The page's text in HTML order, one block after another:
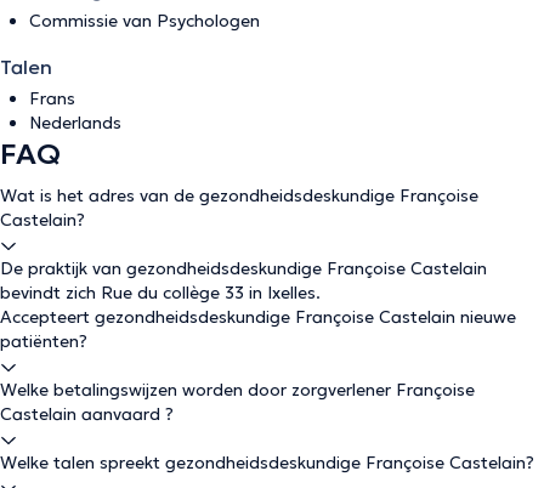
Commissie van Psychologen
Talen
Frans
Nederlands
FAQ
Wat is het adres van de gezondheidsdeskundige Françoise
Castelain?
De praktijk van gezondheidsdeskundige Françoise Castelain
bevindt zich Rue du collège 33 in Ixelles.
Accepteert gezondheidsdeskundige Françoise Castelain nieuwe
patiënten?
Welke betalingswijzen worden door zorgverlener Françoise
Castelain aanvaard ?
Welke talen spreekt gezondheidsdeskundige Françoise Castelain?